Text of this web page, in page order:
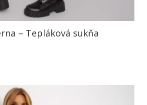
– Tepláková sukňa